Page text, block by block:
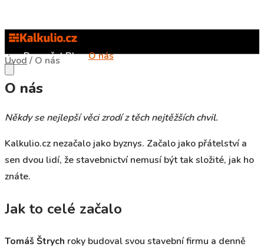
RozpočetBlogO nás
Úvod / O nás
O nás
Někdy se nejlepší věci zrodí z těch nejtěžších chvil.
Kalkulio.cz nezačalo jako byznys. Začalo jako přátelství a
sen dvou lidí, že stavebnictví nemusí být tak složité, jak ho
znáte.
Jak to celé začalo
Tomáš Štrych roky budoval svou stavební firmu a denně